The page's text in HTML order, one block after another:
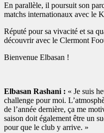
En parallèle, il poursuit son
matchs internationaux avec le
Réputé pour sa vivacité et sa
découvrir avec le Clermont
Bienvenue Elbasan !
Elbasan Rashani : « Je suis
challenge pour moi.
de l’année dernière, ça me
saison doit également être un
pour que le club y arrive. »